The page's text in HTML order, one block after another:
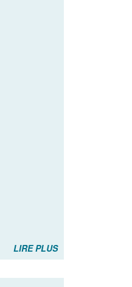
LIRE PLUS